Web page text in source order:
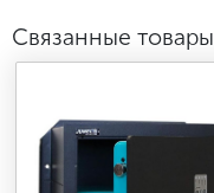
Связанные товары